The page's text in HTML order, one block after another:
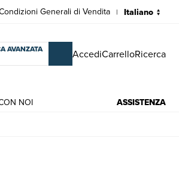
Generali di Vendita |
AVANZATA AccediCarrelloRicerca
NOI ASSISTENZA